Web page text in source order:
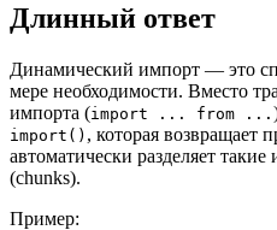
Длинный ответ
Динамический импорт — это
мере необходимости. Вместо
импорта (import ... from ...
import() , которая возвращает
автоматически разделяет
(chunks).
Пример: